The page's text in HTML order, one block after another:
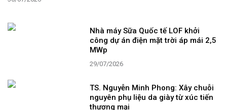
Nhà máy Sữa Quốc tế LOF khởi
công dự án điện mặt trời áp mái 2,5
MWp
29/07/2026
TS. Nguyễn Minh Phong: Xây chuỗi
nguyên phụ liệu da giày từ xúc tiến
thương mại